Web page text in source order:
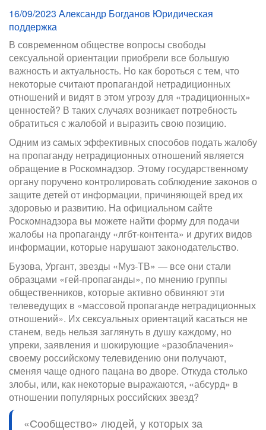
16/09/2023 Александр Богданов Юридическая
поддержка
В современном обществе вопросы свободы
сексуальной ориентации приобрели все большую
важность и актуальность. Но как бороться с тем, что
некоторые считают пропагандой нетрадиционных
отношений и видят в этом угрозу для «традиционных»
ценностей? В таких случаях возникает потребность
обратиться с жалобой и выразить свою позицию.
Одним из самых эффективных способов подать жалобу
на пропаганду нетрадиционных отношений является
обращение в Роскомнадзор. Этому государственному
органу поручено контролировать соблюдение законов о
защите детей от информации, причиняющей вред их
здоровью и развитию. На официальном сайте
Роскомнадзора вы можете найти форму для подачи
жалобы на пропаганду «лгбт-контента» и других видов
информации, которые нарушают законодательство.
Бузова, Ургант, звезды «Муз-ТВ» — все они стали
образцами «гей-пропаганды», по мнению группы
общественников, которые активно обвиняют эти
телеведущих в «массовой пропаганде нетрадиционных
отношений». Их сексуальных ориентаций касаться не
станем, ведь нельзя заглянуть в душу каждому, но
упреки, заявления и шокирующие «разоблачения»
своему российскому телевидению они получают,
сменяя чаще одного пацана во дворе. Откуда столько
злобы, или, как некоторые выражаются, «абсурд» в
отношении популярных российских звезд?
«Сообщество» людей, у которых за